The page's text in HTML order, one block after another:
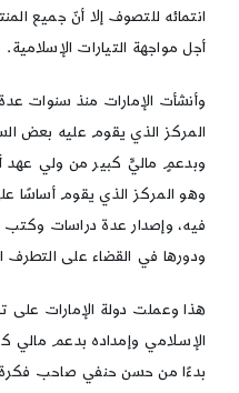
انتمائه للتصوف إلا أنّ جميع
أجل مواجهة التيارات الإسلامية.
وأنشأت الإمارات منذ سنوات
المركز الذي يقوم عليه بعض
وبدعمٍ ماليٍّ كبير من ولي عهد
وهو المركز الذي يقوم أساسًا
فيه، وإصدار عدة دراسات وكتب
ودورها في القضاء على التطرف
هذا وعملت دولة الإمارات على
الإسـلامي وإمداده بدعم مالي
بدءًا من حسن حنفي صاحب فكرة